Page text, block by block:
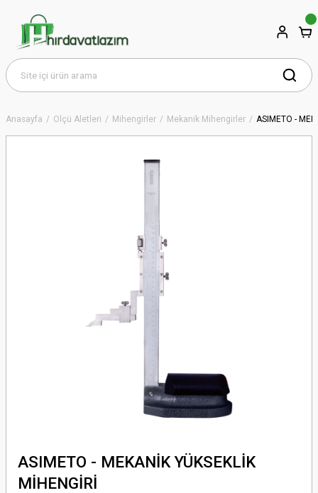
Anasayfa Ölçü Aletleri Mihengirler Mekanik Mihengirler ASIMETO -
ASIMETO - MEKANİK YÜKSEKLİK
MİHENGİRİ